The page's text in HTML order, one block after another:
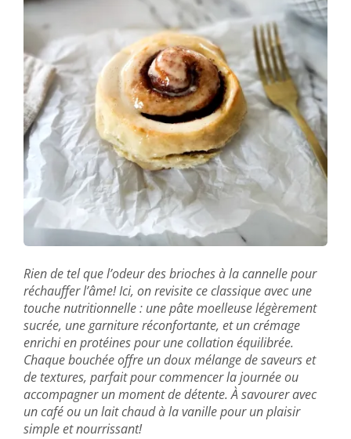
Rien de tel que l’odeur des brioches à la cannelle pour
réchauffer l’âme! Ici, on revisite ce classique avec une
touche nutritionnelle : une pâte moelleuse légèrement
sucrée, une garniture réconfortante, et un crémage
enrichi en protéines pour une collation équilibrée.
Chaque bouchée offre un doux mélange de saveurs et
de textures, parfait pour commencer la journée ou
accompagner un moment de détente. À savourer avec
un café ou un lait chaud à la vanille pour un plaisir
simple et nourrissant!